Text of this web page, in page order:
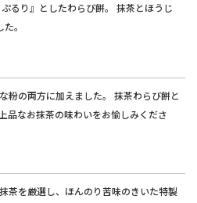
るり』としたわらび餅。 抹茶とほうじ
。
粉の両方に加えました。 抹茶わらび餅と
品なお抹茶の味わいをお愉しみくださ
茶を厳選し、ほんのり苦味のきいた特製